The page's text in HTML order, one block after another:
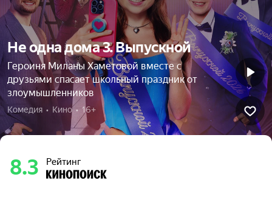
Не одна дома 3. Выпускной
Героиня Миланы Хаметовой вместе с
друзьями спасает школьный праздник от
злоумышленников
Комедия  •  Кино  •  16+
8.3 Рейтинг